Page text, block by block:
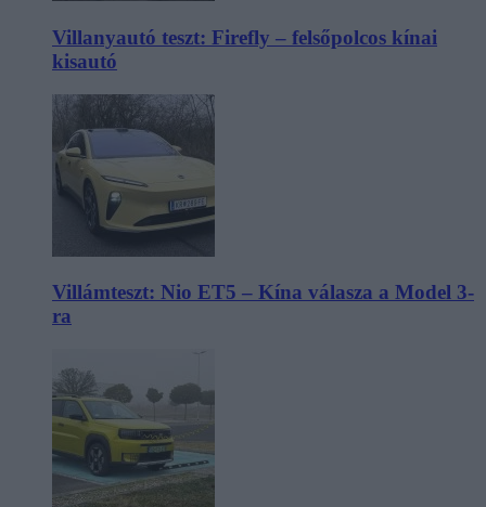
Villanyautó teszt: Firefly – felsőpolcos kínai
kisautó
Villámteszt: Nio ET5 – Kína válasza a Model 3-
ra